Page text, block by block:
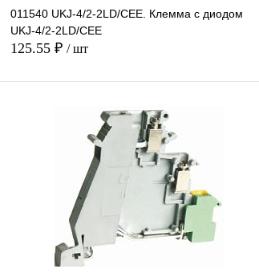
011540 UKJ-4/2-2LD/CEE. Клемма с диодом
UKJ-4/2-2LD/CEE
125.55 ₽ / шт
В корзину
Купить в 1 клик Сравнение
Под заказ